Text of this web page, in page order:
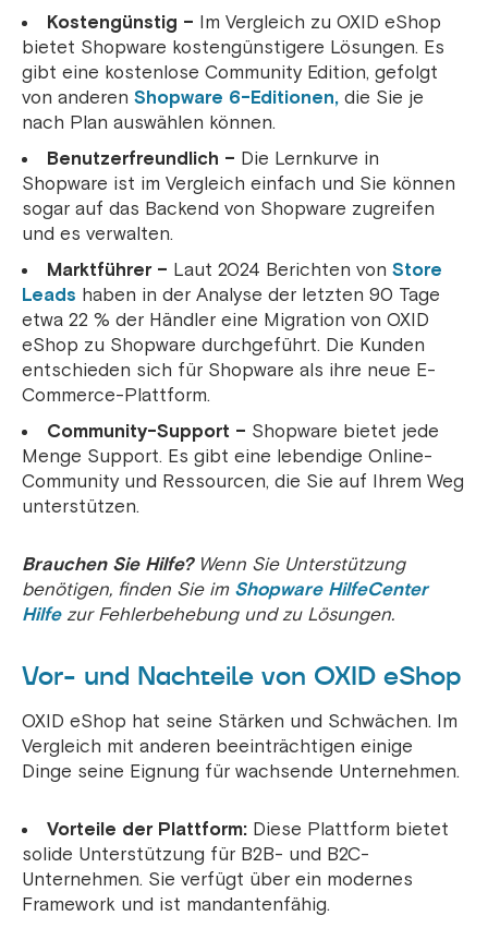
Kostengünstig – Im Vergleich zu OXID eShop
bietet Shopware kostengünstigere Lösungen. Es
gibt eine kostenlose Community Edition, gefolgt
von anderen Shopware 6-Editionen, die Sie je
nach Plan auswählen können.
Benutzerfreundlich – Die Lernkurve in
Shopware ist im Vergleich einfach und Sie können
sogar auf das Backend von Shopware zugreifen
und es verwalten.
Marktführer – Laut 2024 Berichten von Store
Leads haben in der Analyse der letzten 90 Tage
etwa 22 % der Händler eine Migration von OXID
eShop zu Shopware durchgeführt. Die Kunden
entschieden sich für Shopware als ihre neue E-
Commerce-Plattform.
Community-Support – Shopware bietet jede
Menge Support. Es gibt eine lebendige Online-
Community und Ressourcen, die Sie auf Ihrem Weg
unterstützen.
Brauchen Sie Hilfe? Wenn Sie Unterstützung
benötigen, finden Sie im Shopware HilfeCenter
Hilfezur Fehlerbehebung und zu Lösungen.
Vor- und Nachteile von OXID eShop
OXID eShop hat seine Stärken und Schwächen. Im
Vergleich mit anderen beeinträchtigen einige
Dinge seine Eignung für wachsende Unternehmen.
Vorteile der Plattform: Diese Plattform bietet
solide Unterstützung für B2B- und B2C-
Unternehmen. Sie verfügt über ein modernes
Framework und ist mandantenfähig.